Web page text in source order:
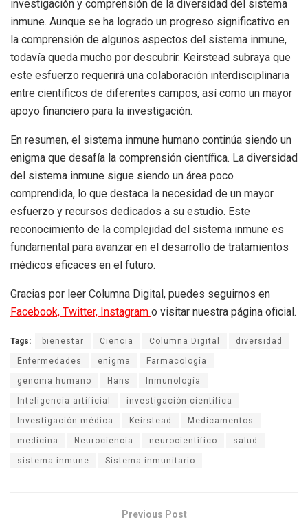
investigación y comprensión de la diversidad del sistema
inmune. Aunque se ha logrado un progreso significativo en
la comprensión de algunos aspectos del sistema inmune,
todavía queda mucho por descubrir. Keirstead subraya que
este esfuerzo requerirá una colaboración interdisciplinaria
entre científicos de diferentes campos, así como un mayor
apoyo financiero para la investigación.
En resumen, el sistema inmune humano continúa siendo un
enigma que desafía la comprensión científica. La diversidad
del sistema inmune sigue siendo un área poco
comprendida, lo que destaca la necesidad de un mayor
esfuerzo y recursos dedicados a su estudio. Este
reconocimiento de la complejidad del sistema inmune es
fundamental para avanzar en el desarrollo de tratamientos
médicos eficaces en el futuro.
Gracias por leer Columna Digital, puedes seguirnos en
Facebook, Twitter, Instagram o visitar nuestra página oficial.
Tags: bienestar Ciencia Columna Digital diversidad
Enfermedades enigma Farmacología
genoma humano Hans Inmunología
Inteligencia artificial investigación científica
Investigación médica Keirstead Medicamentos
medicina Neurociencia neurocientìfico salud
sistema inmune Sistema inmunitario
Previous Post